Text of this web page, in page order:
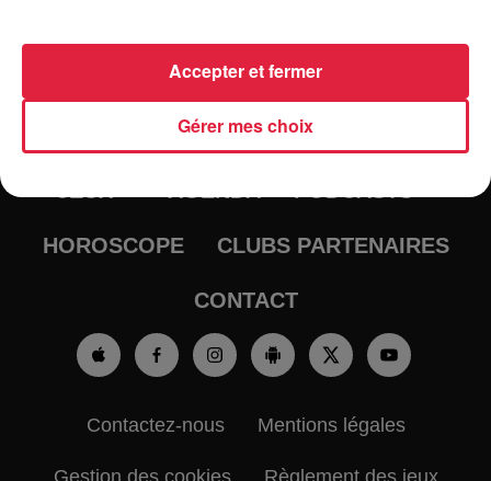
RADIO INFOS
TRAQUEURS D'EMPLOI
HOROSCOPE CLUBS PARTENAIRES
CONTACT
Contactez-nous Mentions légales
Gérer mes choix
Accepter et fermer